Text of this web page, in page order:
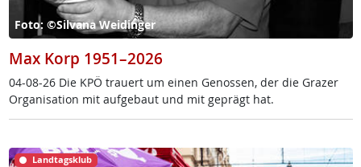
Foto: ©Silvana Weidinger
Max Korp 1951–2026
04-08-26 Die KPÖ trau­ert um ei­nen Ge­nos­sen, der die Gra­zer
Or­ga­ni­sa­ti­on mit auf­ge­baut und mit ge­prägt hat.
Landtagsklub